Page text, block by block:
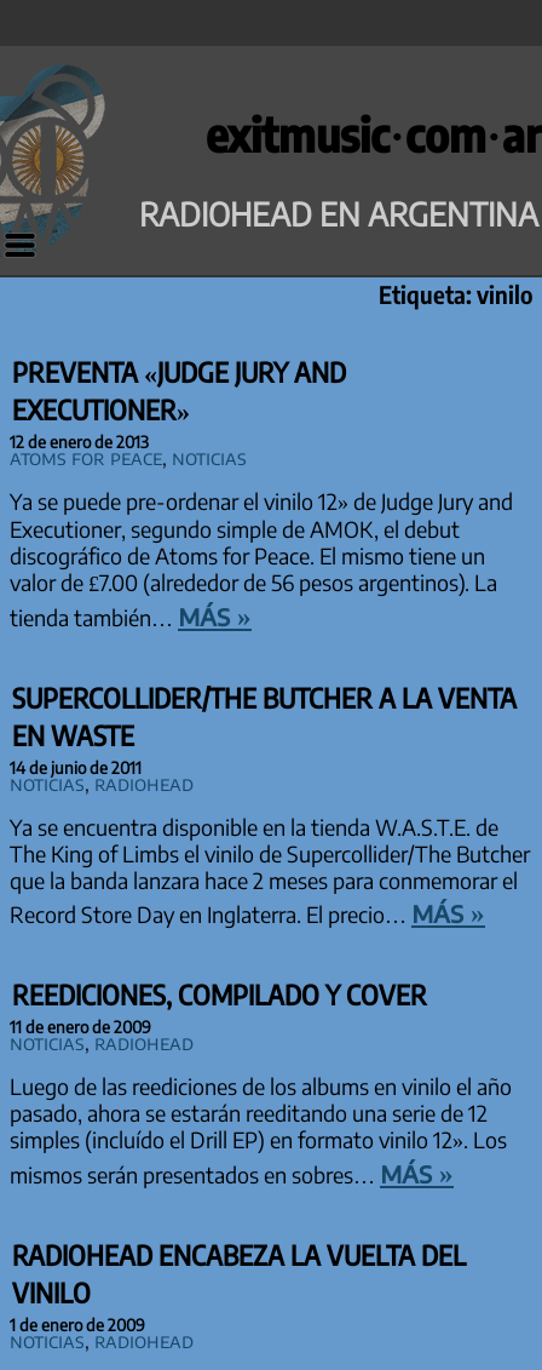
Saltar
al
contenido
exitmusic·com·ar
RADIOHEAD EN ARGENTINA
Etiqueta:vinilo
PREVENTA «JUDGE JURY AND
EXECUTIONER»
12 de enero de 2013
Atoms for Peace, Noticias
Ya se puede pre-ordenar el vinilo 12» de Judge Jury and
Executioner, segundo simple de AMOK, el debut
discográfico de Atoms for Peace. El mismo tiene un
valor de £7.00 (alrededor de 56 pesos argentinos). La
tienda también… más »
SUPERCOLLIDER/THE BUTCHER A LA VENTA
EN WASTE
14 de junio de 2011
Noticias, Radiohead
Ya se encuentra disponible en la tienda W.A.S.T.E. de
The King of Limbs el vinilo de Supercollider/The Butcher
que la banda lanzara hace 2 meses para conmemorar el
Record Store Day en Inglaterra. El precio… más »
REEDICIONES, COMPILADO Y COVER
11 de enero de 2009
Noticias, Radiohead
Luego de las reediciones de los albums en vinilo el año
pasado, ahora se estarán reeditando una serie de 12
simples (incluído el Drill EP) en formato vinilo 12». Los
mismos serán presentados en sobres… más »
RADIOHEAD ENCABEZA LA VUELTA DEL
VINILO
1 de enero de 2009
Noticias, Radiohead